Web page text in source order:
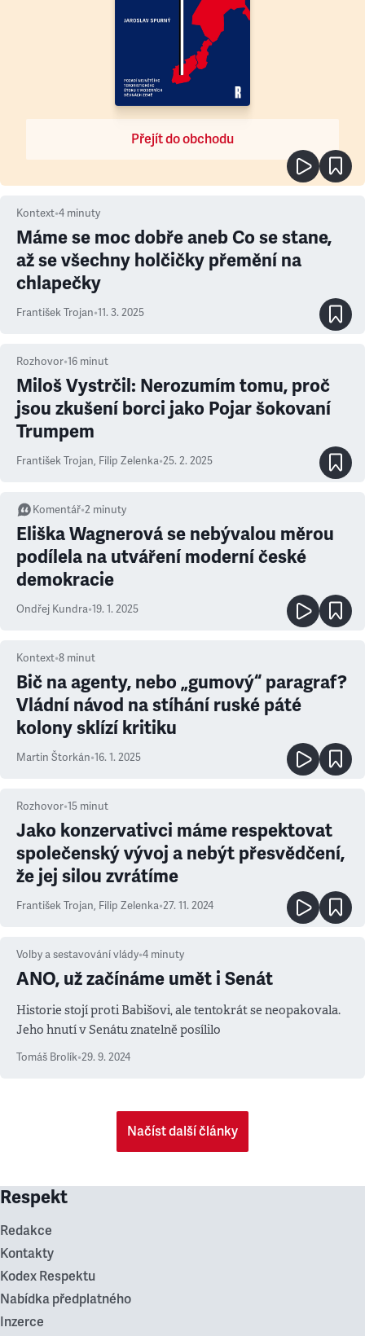
Přejít do obchodu
Kontext•4 minuty
Máme se moc dobře aneb Co se stane,
až se všechny holčičky přemění na
chlapečky
František Trojan•11. 3. 2025
Rozhovor•16 minut
Miloš Vystrčil: Nerozumím tomu, proč
jsou zkušení borci jako Pojar šokovaní
Trumpem
František Trojan, Filip Zelenka•25. 2. 2025
Komentář•2 minuty
Eliška Wagnerová se nebývalou měrou
podílela na utváření moderní české
demokracie
Ondřej Kundra•19. 1. 2025
Kontext•8 minut
Bič na agenty, nebo „gumový“ paragraf?
Vládní návod na stíhání ruské páté
kolony sklízí kritiku
Martin Štorkán•16. 1. 2025
Rozhovor•15 minut
Jako konzervativci máme respektovat
společenský vývoj a nebýt přesvědčení,
že jej silou zvrátíme
František Trojan, Filip Zelenka•27. 11. 2024
Volby a sestavování vlády•4 minuty
ANO, už začínáme umět i Senát
Historie stojí proti Babišovi, ale tentokrát se neopakovala.
Jeho hnutí v Senátu znatelně posílilo
Tomáš Brolík•29. 9. 2024
Načíst další články
Respekt
Redakce
Kontakty
Kodex Respektu
Nabídka předplatného
Inzerce